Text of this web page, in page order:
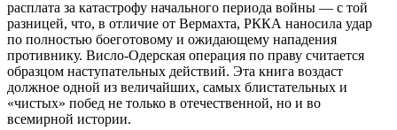
расплата за катастрофу начального периода войны — с той
разницей, что, в отличие от Вермахта, РККА наносила удар
по полностью боеготовому и ожидающему нападения
противнику. Висло-Одерская операция по праву считается
образцом наступательных действий. Эта книга воздаст
должное одной из величайших, самых блистательных и
«чистых» побед не только в отечественной, но и во
всемирной истории.